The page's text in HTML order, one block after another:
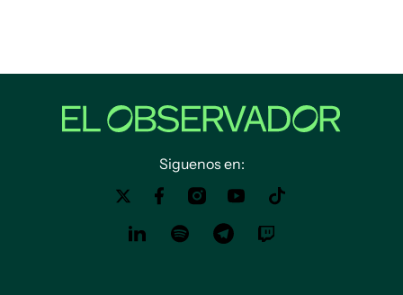
Siguenos en: